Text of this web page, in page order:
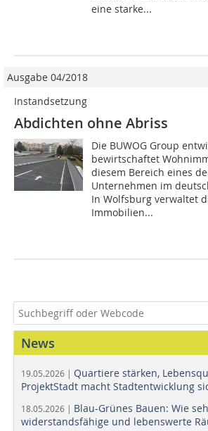
eine starke...
Ausgabe 04/2018
Instandsetzung
Abdichten ohne Abriss
Die BUWOG Group
bewirtschaftet
diesem Bereich eines
Unternehmen im
In Wolfsburg verwaltet
Immobilien...
News
19.05.2026 | Quartiere stärken,
ProjektStadt macht Stadtentwicklung
18.05.2026 | Blau-Grünes Bauen: Wie
widerstandsfähige und lebenswerte